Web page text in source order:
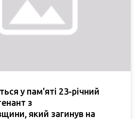
у пам'яті 23-річний
з
який загинув на